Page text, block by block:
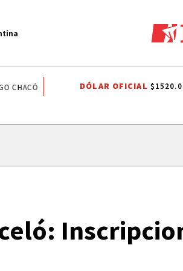
YAMILA CHAVES LOS ALISOS DIEGO
DÓLAR OFICIAL